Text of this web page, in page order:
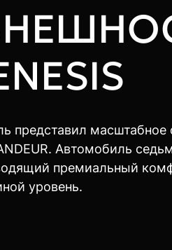
представил масштабное
Автомобиль
премиальный
уровень.